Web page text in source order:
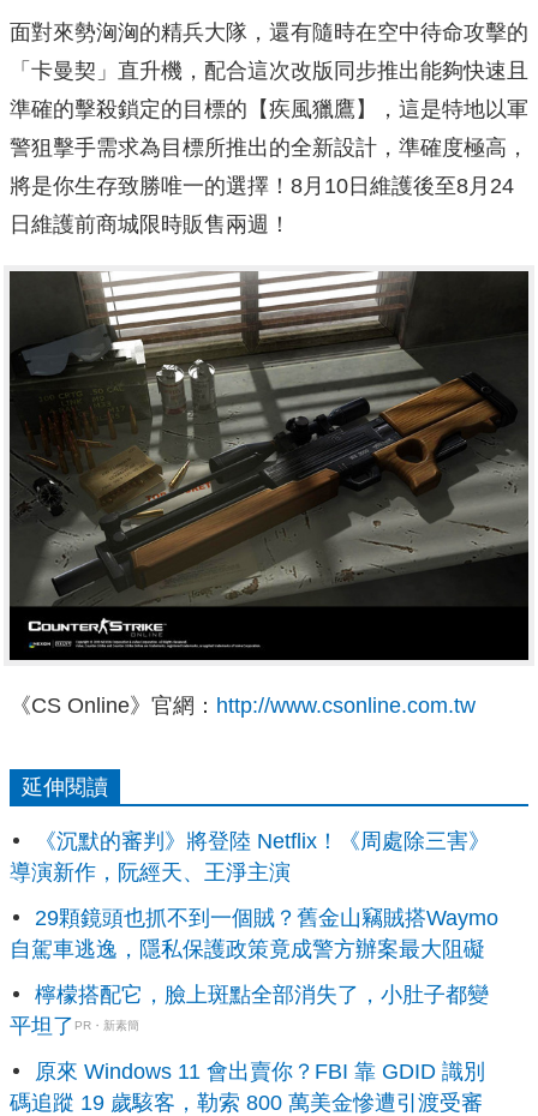
面對來勢洶洶的精兵大隊，還有隨時在空中待命攻擊的
「卡曼契」直升機，配合這次改版同步推出能夠快速且
準確的擊殺鎖定的目標的【疾風獵鷹】，這是特地以軍
警狙擊手需求為目標所推出的全新設計，準確度極高，
將是你生存致勝唯一的選擇！8月10日維護後至8月24
日維護前商城限時販售兩週！
《CS Online》官網： http://www.csonline.com.tw
延伸閱讀
《沉默的審判》將登陸 Netflix！《周處除三害》
導演新作，阮經天、王淨主演
29顆鏡頭也抓不到一個賊？舊金山竊賊搭Waymo
自駕車逃逸，隱私保護政策竟成警方辦案最大阻礙
檸檬搭配它，臉上斑點全部消失了，小肚子都變
平坦了 PR・新素簡
原來 Windows 11 會出賣你？FBI 靠 GDID 識別
碼追蹤 19 歲駭客，勒索 800 萬美金慘遭引渡受審